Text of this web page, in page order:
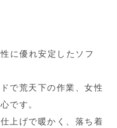
に優れ安定したソフ
で荒天下の作業、女性
です。
上げで暖かく、落ち着